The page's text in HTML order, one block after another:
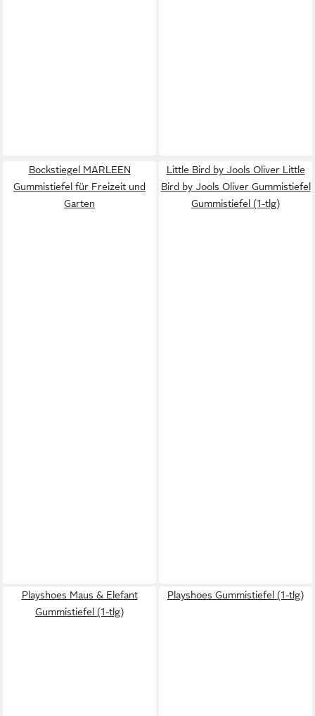
Bockstiegel MARLEEN
Gummistiefel für Freizeit und
Garten
Little Bird by Jools Oliver Little
Bird by Jools Oliver Gummistiefel
Gummistiefel (1-tlg)
Playshoes Maus & Elefant
Gummistiefel (1-tlg)
Playshoes Gummistiefel (1-tlg)